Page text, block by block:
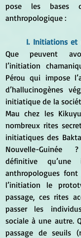
pose les bases
anthropologique :
I. Initiations et
Que peuvent
l’initiation
Pérou qui impose
d’hallucinogènes
initiatique de la
Mau chez les
nombreux rites
initiatiques des
Nouvelle-Guinée
définitive
anthropologues
l’initiation le
passage, ces rites
passer les
sociale à une autre.
passage de seuils